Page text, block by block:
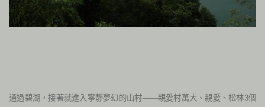
通過碧湖，接著就進入寧靜夢幻的山村——親愛村萬大、親愛、松林3個